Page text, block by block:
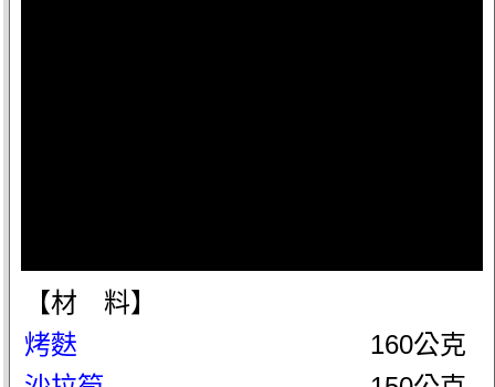
【材 料】
烤麩
160公克